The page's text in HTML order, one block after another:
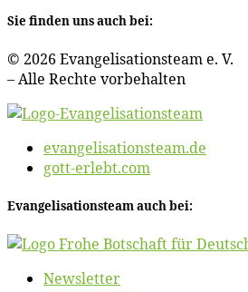
Sie fin­den uns auch bei:
© 2026 Evan­ge­li­sa­ti­ons­team e. V.
– Al­le Rech­te vorbehalten
evangelisationsteam.de
gott-erlebt.com
Evan­ge­li­sa­ti­ons­team auch bei:
News­let­ter